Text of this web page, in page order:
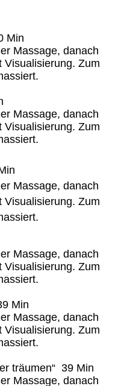
Min
Massage, danach
Visualisierung. Zum
Massage, danach
Visualisierung. Zum
Massage, danach
Visualisierung. Zum
Massage, danach
Visualisierung. Zum
Min
Massage, danach
Visualisierung. Zum
träumen“ 39 Min
Massage, danach